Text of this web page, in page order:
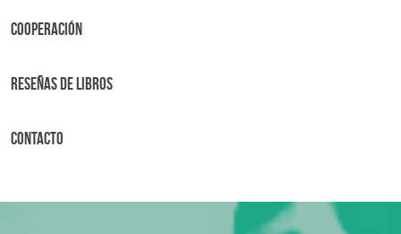
Cooperación
Reseñas de libros
Contacto